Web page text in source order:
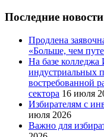
Последние новости
Продлена
«Больше, чем
На базе
индустриальных
востребованной
сектора 16 июля
Избирателям с
июля 2026
Важно для